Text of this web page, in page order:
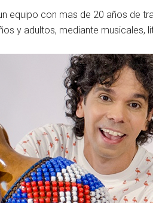
equipo con mas de 20 años de
y adultos, mediante musicales,